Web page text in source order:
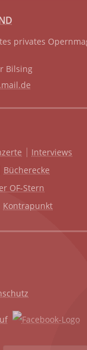
privates
Bilsing
Interviews
Bücherecke
OF-Stern
Kontrapunkt